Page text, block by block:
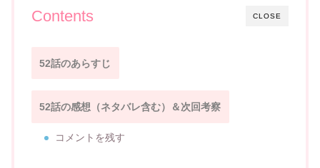
CLOSE
Contents
52話のあらすじ
52話の感想（ネタバレ含む）＆次回考察
コメントを残す